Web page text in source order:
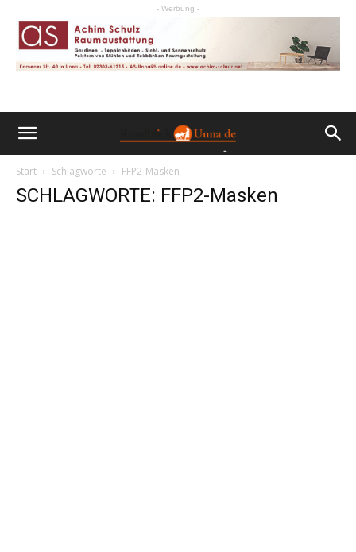
- Werbung -
Start Schlagworte FFP2-Masken
SCHLAGWORTE: FFP2-Masken